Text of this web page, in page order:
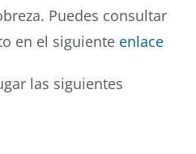
Puedes consultar
en el siguiente enlace
las siguientes